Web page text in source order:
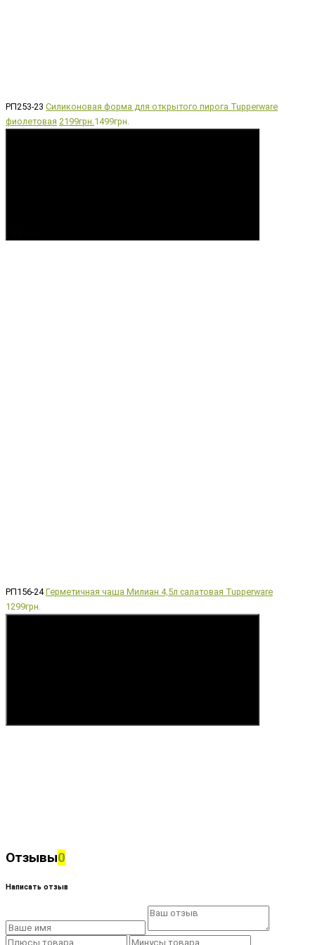
РП253-23 Силиконовая форма для открытого пирога Tupperware
фиолетовая 2199грн.1499грн.
РП156-24 Герметичная чаша Милиан 4,5л салатовая Tupperware
1299грн.
Отзывы0
Написать отзыв